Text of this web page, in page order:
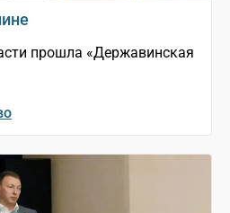
прошла «Державинская